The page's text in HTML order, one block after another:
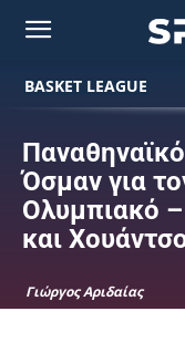
BASKET LEAGUE
Όσμαν για
Ολυμπιακό
και
Γιώργος Αριδαίας